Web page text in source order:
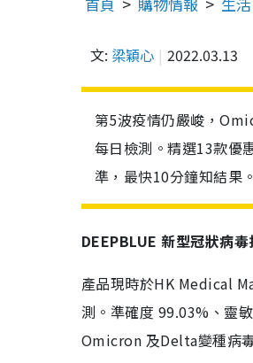
文: 梁穎心 2022.03.13
第5波疫情仍嚴峻，
每日檢測。精選13款優
準，最快10分鐘知結果。
DEEPBLUE 新型冠狀病
產品現時於HK Medical
測。準確度 99.03%、靈
Omicron 及Delta變種病